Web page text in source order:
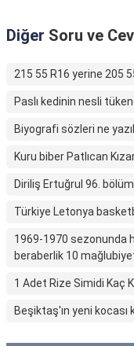
Diğer Soru ve
215 55 R16 yerine 205
Paslı kedinin nesli
Biyografi sözleri ne
Kuru biber Patlıcan
Diriliş Ertuğrul 96.
Türkiye Letonya
1969-1970 sezonunda
beraberlik 10
1 Adet Rize Simidi Kaç
Beşiktaş'ın yeni kocası